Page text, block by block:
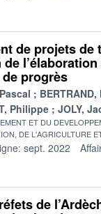
de projets
de
progrès
Philippe JOLY,
ET DU
DE L'AGRICULTURE
sept. 2022
de